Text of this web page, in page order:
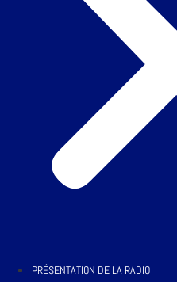
PRÉSENTATION DE LA RADIO